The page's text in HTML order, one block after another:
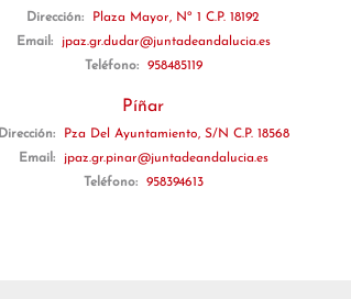
Dirección:
Plaza Mayor, Nº 1 C.P. 18192
Email:
jpaz.gr.dudar@juntadeandalucia.es
Teléfono:
958485119
Píñar
Dirección:
Pza Del Ayuntamiento, S/N C.P. 18568
Email:
jpaz.gr.pinar@juntadeandalucia.es
Teléfono:
958394613